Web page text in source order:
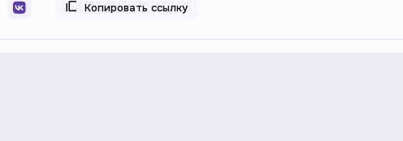
Копировать ссылку